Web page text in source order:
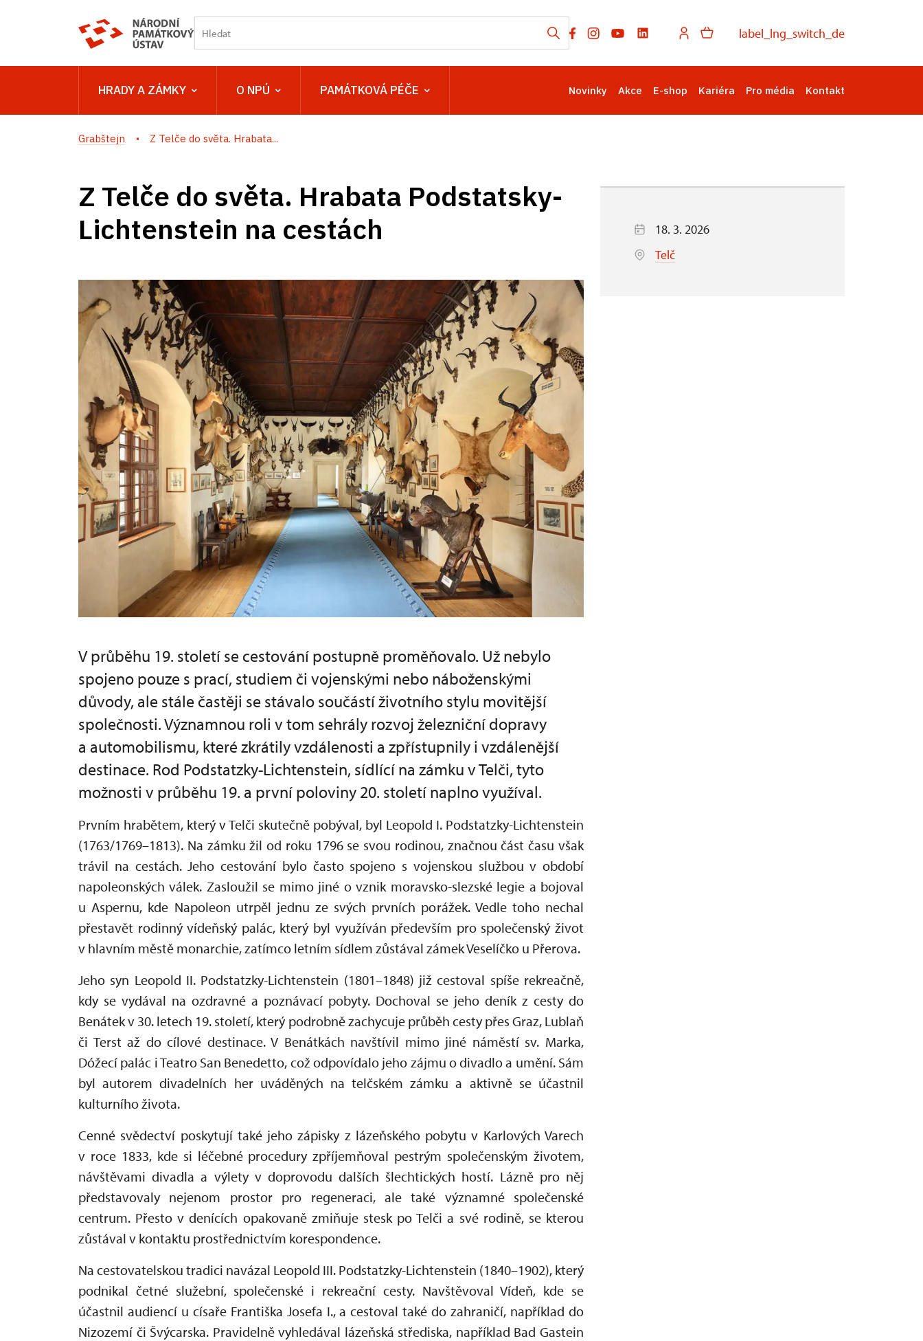
label_lng_switch_de
HRADY A ZÁMKY O NPÚ PAMÁTKOVÁ PÉČE Novinky Akce E-shop Kariéra Pro média Kontakt
Grabštejn Z Telče do světa. Hrabata...
Z Telče do světa. Hrabata Podstatsky-
Lichtenstein na cestách
V průběhu 19. století se cestování postupně proměňovalo. Už nebylo
spojeno pouze s prací, studiem či vojenskými nebo náboženskými
důvody, ale stále častěji se stávalo součástí životního stylu movitější
společnosti. Významnou roli v tom sehrály rozvoj železniční dopravy
a automobilismu, které zkrátily vzdálenosti a zpřístupnily i vzdálenější
destinace. Rod Podstatzky-Lichtenstein, sídlící na zámku v Telči, tyto
možnosti v průběhu 19. a první poloviny 20. století naplno využíval.
Prvním hrabětem, který v Telči skutečně pobýval, byl Leopold I. Podstatzky-Lichtenstein
(1763/1769–1813). Na zámku žil od roku 1796 se svou rodinou, značnou část času však
trávil na cestách. Jeho cestování bylo často spojeno s vojenskou službou v období
napoleonských válek. Zasloužil se mimo jiné o vznik moravsko-slezské legie a bojoval
u Aspernu, kde Napoleon utrpěl jednu ze svých prvních porážek. Vedle toho nechal
přestavět rodinný vídeňský palác, který byl využíván především pro společenský život
v hlavním městě monarchie, zatímco letním sídlem zůstával zámek Veselíčko u Přerova.
Jeho syn Leopold II. Podstatzky-Lichtenstein (1801–1848) již cestoval spíše rekreačně,
kdy se vydával na ozdravné a poznávací pobyty. Dochoval se jeho deník z cesty do
Benátek v 30. letech 19. století, který podrobně zachycuje průběh cesty přes Graz, Lublaň
či Terst až do cílové destinace. V Benátkách navštívil mimo jiné náměstí sv. Marka,
Dóžecí palác i Teatro San Benedetto, což odpovídalo jeho zájmu o divadlo a umění. Sám
byl autorem divadelních her uváděných na telčském zámku a aktivně se účastnil
kulturního života.
Cenné svědectví poskytují také jeho zápisky z lázeňského pobytu v Karlových Varech
v roce 1833, kde si léčebné procedury zpříjemňoval pestrým společenským životem,
návštěvami divadla a výlety v doprovodu dalších šlechtických hostí. Lázně pro něj
představovaly nejenom prostor pro regeneraci, ale také významné společenské
centrum. Přesto v denících opakovaně zmiňuje stesk po Telči a své rodině, se kterou
zůstával v kontaktu prostřednictvím korespondence.
Na cestovatelskou tradici navázal Leopold III. Podstatzky-Lichtenstein (1840–1902), který
podnikal četné služební, společenské i rekreační cesty. Navštěvoval Vídeň, kde se
účastnil audiencí u císaře Františka Josefa I., a cestoval také do zahraničí, například do
Nizozemí či Švýcarska. Pravidelně vyhledával lázeňská střediska, například Bad Gastein
18. 3. 2026
Telč